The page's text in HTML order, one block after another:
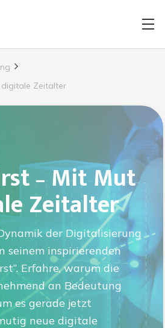
Digitale
Virtuelle
Digitale
digitale Zeitalter
– Mit Mut
Zeitalter
der Digitalisierung
seinem inspirierenden
Erfahre, warum die
an Bedeutung
es gerade jetzt
neue digitale